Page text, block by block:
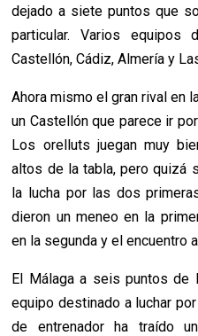
dejado a siete puntos que
particular. Varios equipos
Castellón, Cádiz, Almería y
Ahora mismo el gran rival en
un Castellón que parece ir
Los orelluts juegan muy
altos de la tabla, pero quizá
la lucha por las dos
dieron un meneo en la
en la segunda y el encuentro
El Málaga a seis puntos de
equipo destinado a luchar
de entrenador ha traído